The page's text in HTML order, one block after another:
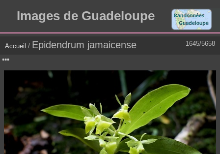
Images de Guadeloupe
1645/5658
Accueil / Epidendrum jamaicense